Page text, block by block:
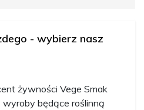
- wybierz nasz
żywności Vege Smak
wyroby będące roślinną